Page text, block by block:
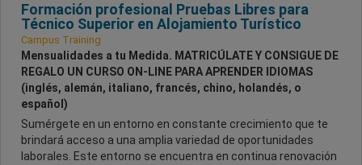
Formación profesional Pruebas Libres para
Técnico Superior en Alojamiento Turístico
Campus Training
Mensualidades a tu Medida. MATRICÚLATE Y CONSIGUE DE
REGALO UN CURSO ON-LINE PARA APRENDER IDIOMAS
(inglés, alemán, italiano, francés, chino, holandés, o
español)
Sumérgete en un entorno en constante crecimiento que te
brindará acceso a una amplia variedad de oportunidades
laborales. Este entorno se encuentra en continua renovación